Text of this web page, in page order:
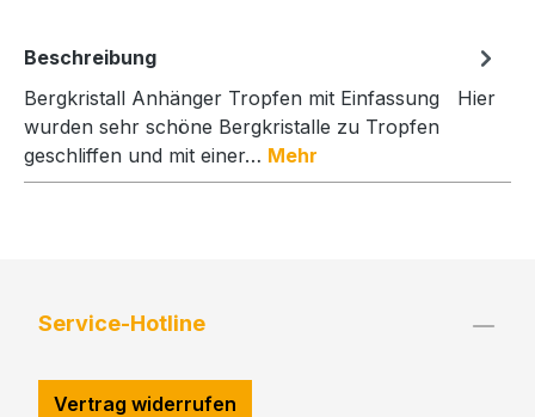
Beschreibung
Bergkristall Anhänger Tropfen mit Einfassung Hier
wurden sehr schöne Bergkristalle zu Tropfen
geschliffen und mit einer… Mehr
Service-Hotline
Vertrag widerrufen